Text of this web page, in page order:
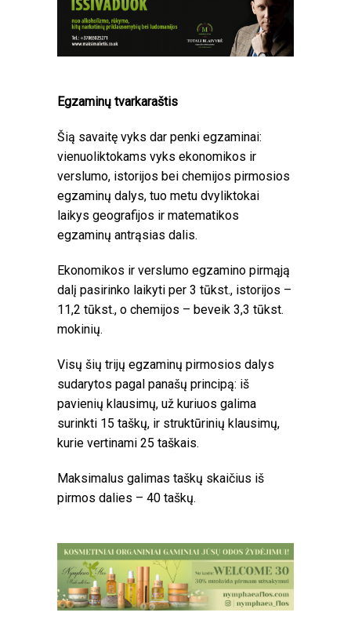
Egzaminų tvarkaraštis
Šią savaitę vyks dar penki egzaminai:
vienuoliktokams vyks ekonomikos ir
verslumo, istorijos bei chemijos pirmosios
egzaminų dalys, tuo metu dvyliktokai
laikys geografijos ir matematikos
egzaminų antrąsias dalis.
Ekonomikos ir verslumo egzamino pirmąją
dalį pasirinko laikyti per 3 tūkst., istorijos –
11,2 tūkst., o chemijos – beveik 3,3 tūkst.
mokinių.
Visų šių trijų egzaminų pirmosios dalys
sudarytos pagal panašų principą: iš
pavienių klausimų, už kuriuos galima
surinkti 15 taškų, ir struktūrinių klausimų,
kurie vertinami 25 taškais.
Maksimalus galimas taškų skaičius iš
pirmos dalies – 40 taškų.